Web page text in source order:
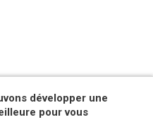
développer une
pour vous